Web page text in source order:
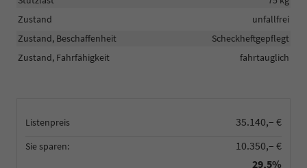
Listenpreis 35.140,– €
Sie sparen:
10.350,– €
29,5%
Zustand
unfallfrei
Zustand, Beschaffenheit
Scheckheftgepflegt
Zustand, Fahrfähigkeit
fahrtauglich